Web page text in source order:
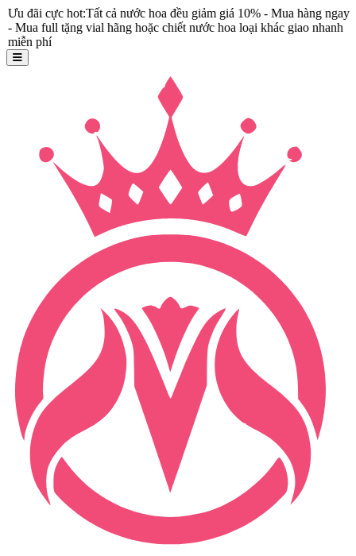
cả nước hoa đều giảm giá 10% - Mua hàng ngay
vial hãng hoặc chiết nước hoa loại khác giao nhanh